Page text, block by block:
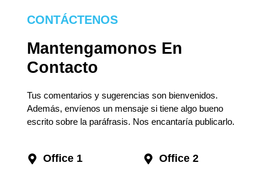
CONTÁCTENOS
Mantengamonos En
Contacto
Tus comentarios y sugerencias son bienvenidos.
Además, envíenos un mensaje si tiene algo bueno
escrito sobre la paráfrasis. Nos encantaría publicarlo.
Office 1 Office 2